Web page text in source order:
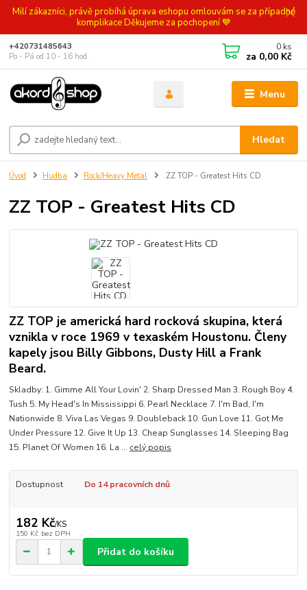
Milí zákazníci, právě probíhá úprava eshopu omlouvám se za případné
komplikace Děkujeme za pochopení 💙
Menu
Hledat
+420731485643
Po - Pá od 10 - 16 hod.
0 ks
za 0,00 Kč
Úvod Hudba Rock/Heavy Metal ZZ TOP - Greatest Hits CD
ZZ TOP - Greatest Hits CD
ZZ TOP je americká hard rocková skupina, která
vznikla v roce 1969 v texaském Houstonu. Členy
kapely jsou Billy Gibbons, Dusty Hill a Frank
Beard.
Skladby: 1. Gimme All Your Lovin' 2. Sharp Dressed Man 3. Rough Boy 4.
Tush 5. My Head's In Mississippi 6. Pearl Necklace 7. I'm Bad, I'm
Nationwide 8. Viva Las Vegas 9. Doubleback 10. Gun Love 11. Got Me
Under Pressure 12. Give It Up 13. Cheap Sunglasses 14. Sleeping Bag
15. Planet Of Women 16. La ... celý popis
Dostupnost Do 14 pracovních dnů
182 Kč/KS
150 Kč bez DPH
Přidat do košíku